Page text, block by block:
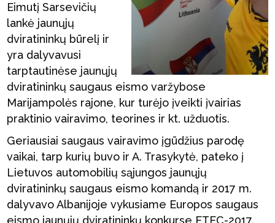
Eimutį Sarsevičių
lankė jaunųjų
dviratininkų būrelį ir
yra dalyvavusi
tarptautinėse jaunųjų
dviratininkų saugaus eismo varžybose
Marijampolės rajone, kur turėjo įveikti įvairias
praktinio vairavimo, teorines ir kt. užduotis.
Geriausiai saugaus vairavimo įgūdžius parodę
vaikai, tarp kurių buvo ir A. Trasykytė, pateko į
Lietuvos automobilių sąjungos jaunųjų
dviratininkų saugaus eismo komandą ir 2017 m.
dalyvavo Albanijoje vykusiame Europos saugaus
eismo jaunųjų dviratininkų konkurse ETEC-2017.